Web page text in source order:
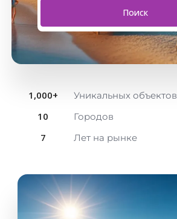
Поиск
1,000+ Уникальных объектов
10 Городов
7 Лет на рынке